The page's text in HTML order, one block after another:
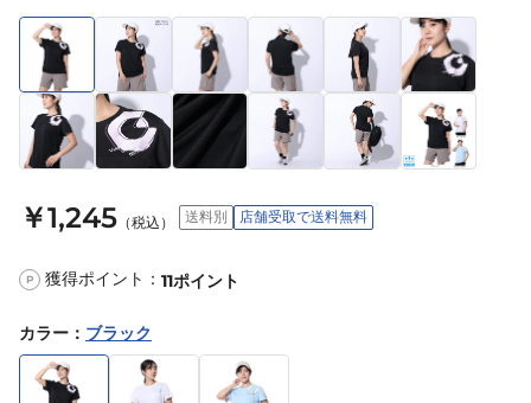
￥1,245 （税込） 送料別 店舗受取で送料無料
P 獲得ポイント： 11ポイント
カラー ： ブラック